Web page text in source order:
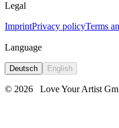
Legal
ImprintPrivacy policyTerms
Language
Deutsch English
© 2026 Love Your Artist